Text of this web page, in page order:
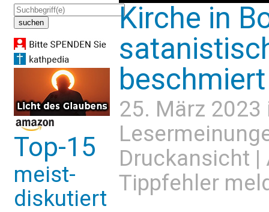
Top-15
meist-
diskutiert
Kirche in
beschmiert
25. März
Druckansicht |
Tippfehler